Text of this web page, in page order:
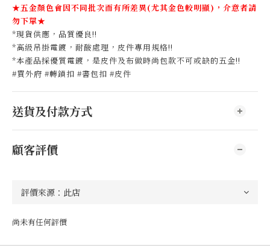
★五金顏色會因不同批次而有所差異(尤其金色較明顯)，介意者請
勿下單★
*現貨供應，品質優良!!
*高級吊掛電鍍，耐酸處理，皮件專用規格!!
*本產品採優質電鍍，是皮件及布做時尚包款不可或缺的五金!!
#買外府 #轉鎖扣 #書包扣 #皮件
送貨及付款方式
顧客評價
尚未有任何評價